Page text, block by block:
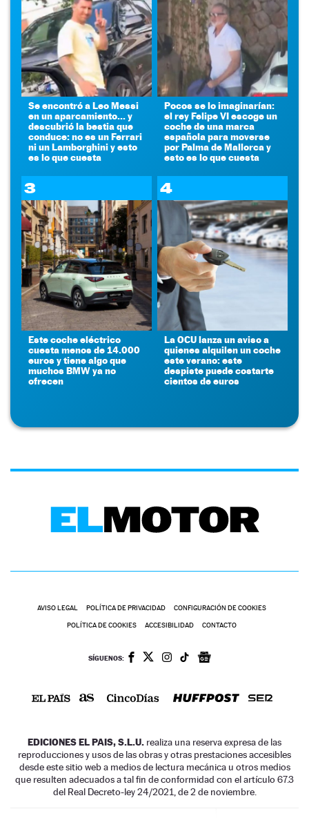
Se encontró a Leo Messi
en un aparcamiento... y
descubrió la bestia que
conduce: no es un Ferrari
ni un Lamborghini y esto
es lo que cuesta
Pocos se lo imaginarían:
el rey Felipe VI escoge un
coche de una marca
española para moverse
por Palma de Mallorca y
esto es lo que cuesta
3
Este coche eléctrico
cuesta menos de 14.000
euros y tiene algo que
muchos BMW ya no
ofrecen
4
La OCU lanza un aviso a
quienes alquilen un coche
este verano: este
despiste puede costarte
cientos de euros
AVISO LEGAL POLÍTICA DE PRIVACIDAD CONFIGURACIÓN DE COOKIES
POLÍTICA DE COOKIES ACCESIBILIDAD CONTACTO
SÍGUENOS:
EDICIONES EL PAIS, S.L.U. realiza una reserva expresa de las
reproducciones y usos de las obras y otras prestaciones accesibles
desde este sitio web a medios de lectura mecánica u otros medios
que resulten adecuados a tal fin de conformidad con el artículo 67.3
del Real Decreto-ley 24/2021, de 2 de noviembre.